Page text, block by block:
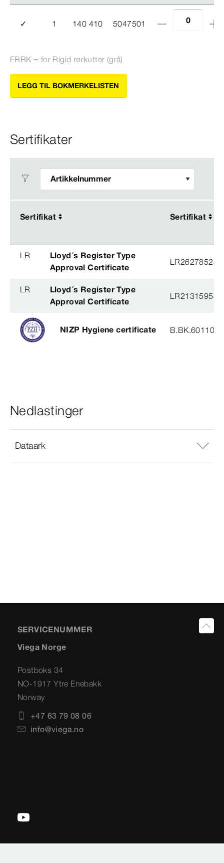
✓ 1 140 410 5047501
FRRK = for Rigid rørkutter (grå)
LEGG TIL BOKMERKELISTEN
Sertifikater
Sertifikat Sertifikat
Sertifikat Sertifikat
LR
Lloyd´s Register Type
Approval Certificate
LR
Lloyd´s Register Type
Approval Certificate
NIZP Hygiene certificate
Nedlastinger
Dataark
SERVICENUMMER
Viega Norge
Postboks 34
NO-1917 Ytre Enebakk
Norway
+47 63 79 08 06
info@viega.no